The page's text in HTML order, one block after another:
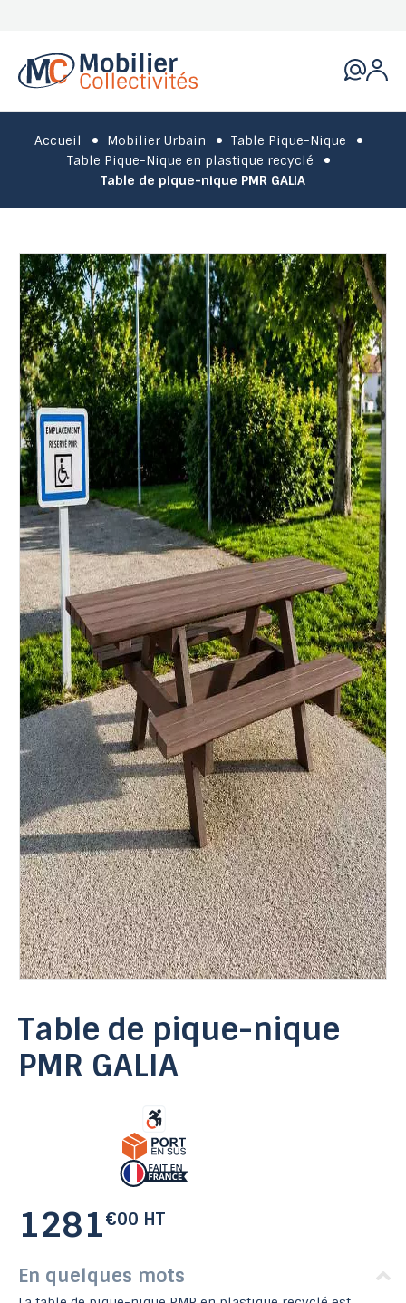
Accueil Mobilier Urbain
Table Pique-Nique
Table Pique-Nique en plastique recyclé
Table de pique-nique PMR GALIA
Table de pique-nique
PMR GALIA
1281€00 HT
En quelques mots